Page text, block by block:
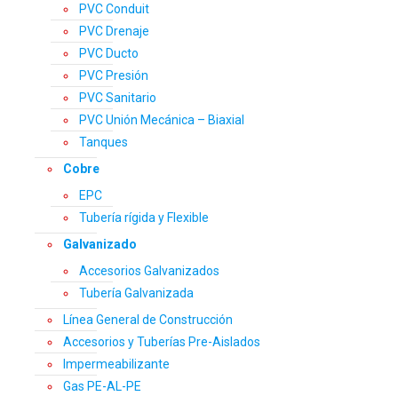
PVC Conduit
PVC Drenaje
PVC Ducto
PVC Presión
PVC Sanitario
PVC Unión Mecánica – Biaxial
Tanques
Cobre
EPC
Tubería rígida y Flexible
Galvanizado
Accesorios Galvanizados
Tubería Galvanizada
Línea General de Construcción
Accesorios y Tuberías Pre-Aislados
Impermeabilizante
Gas PE-AL-PE